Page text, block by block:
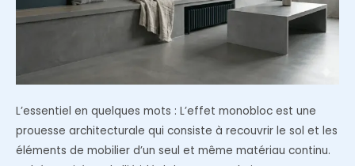
L’essentiel en quelques mots : L’effet monobloc est une
prouesse architecturale qui consiste à recouvrir le sol et les
éléments de mobilier d’un seul et même matériau continu.